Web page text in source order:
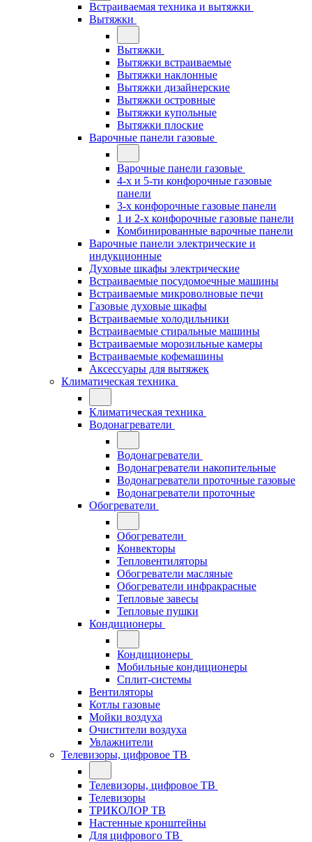
Встраиваемая техника и вытяжки
Вытяжки
Вытяжки
Вытяжки встраиваемые
Вытяжки наклонные
Вытяжки дизайнерские
Вытяжки островные
Вытяжки купольные
Вытяжки плоские
Варочные панели газовые
Варочные панели газовые
4-х и 5-ти конфорочные газовые
панели
3-х конфорочные газовые панели
1 и 2-х конфорочные газовые панели
Комбинированные варочные панели
Варочные панели электрические и
индукционные
Духовые шкафы электрические
Встраиваемые посудомоечные машины
Встраиваемые микроволновые печи
Газовые духовые шкафы
Встраиваемые холодильники
Встраиваемые стиральные машины
Встраиваемые морозильные камеры
Встраиваемые кофемашины
Аксессуары для вытяжек
Климатическая техника
Климатическая техника
Водонагреватели
Водонагреватели
Водонагреватели накопительные
Водонагреватели проточные газовые
Водонагреватели проточные
Обогреватели
Обогреватели
Конвекторы
Тепловентиляторы
Обогреватели масляные
Обогреватели инфракрасные
Тепловые завесы
Тепловые пушки
Кондиционеры
Кондиционеры
Мобильные кондиционеры
Сплит-системы
Вентиляторы
Котлы газовые
Мойки воздуха
Очистители воздуха
Увлажнители
Телевизоры, цифровое ТВ
Телевизоры, цифровое ТВ
Телевизоры
ТРИКОЛОР ТВ
Настенные кронштейны
Для цифрового ТВ